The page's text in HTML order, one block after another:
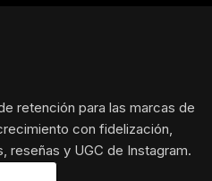
retención para las marcas de
con fidelización,
reseñas y UGC de Instagram.